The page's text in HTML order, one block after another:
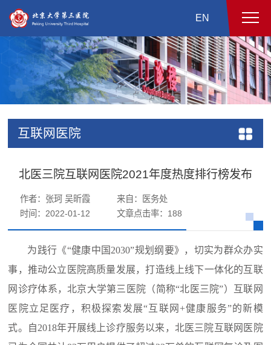
EN
互联网医院
北医三院互联网医院2021年度热度排行榜发布
作者：张珂 吴昕霞
来自：医务处
时间：2022-01-12
文章点击率： 188
为践行《“健康中国2030”规划纲要》，切实为群众办实
事，推动公立医院高质量发展，打造线上线下一体化的互联
网诊疗体系，北京大学第三医院（简称“北医三院”）互联网
医院立足医疗，积极探索发展“互联网+健康服务”的新模
式。自2018年开展线上诊疗服务以来，北医三院互联网医院